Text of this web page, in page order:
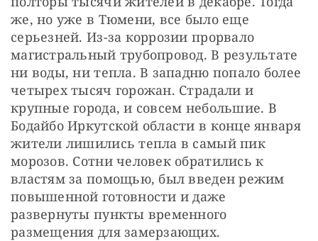
же, но уже в Тюмени, все было еще
серьезней. Из-за коррозии прорвало
магистральный трубопровод. В результате
ни воды, ни тепла. В западню попало более
четырех тысяч горожан. Страдали и
крупные города, и совсем небольшие. В
Бодайбо Иркутской области в конце января
жители лишились тепла в самый пик
морозов. Сотни человек обратились к
властям за помощью, был введен режим
повышенной готовности и даже
развернуты пункты временного
размещения для замерзающих.